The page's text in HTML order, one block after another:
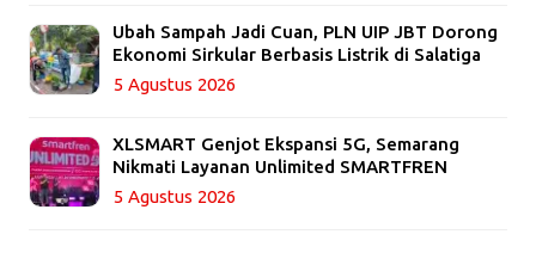
Ubah Sampah Jadi Cuan, PLN UIP JBT Dorong
Ekonomi Sirkular Berbasis Listrik di Salatiga
5 Agustus 2026
XLSMART Genjot Ekspansi 5G, Semarang
Nikmati Layanan Unlimited SMARTFREN
5 Agustus 2026